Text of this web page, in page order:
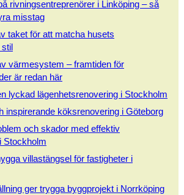
rivningsentreprenörer i Linköping – så
misstag
taket för att matcha husets
stil
värmesystem – framtiden för
är redan här
lyckad lägenhetsrenovering i Stockholm
inspirerande köksrenovering i Göteborg
och skador med effektiv
Stockholm
villastängsel för fastigheter i
ger trygga byggprojekt i Norrköping